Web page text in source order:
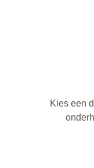
Kies een